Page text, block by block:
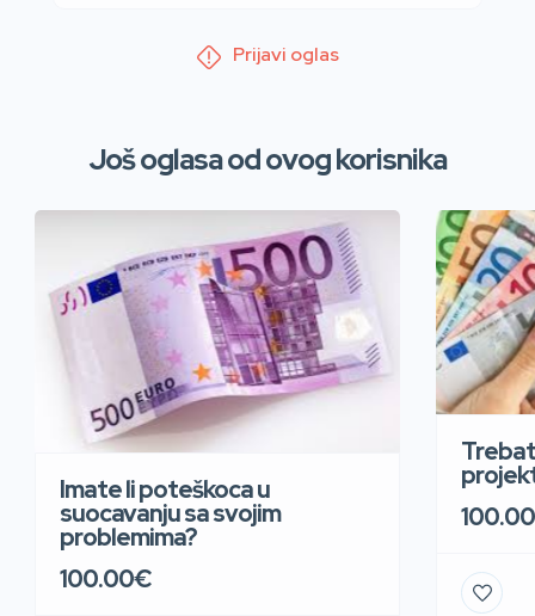
Prijavi oglas
Još oglasa od ovog korisnika
Imate li poteškoca u
suocavanju sa svojim
problemima?
100.00€